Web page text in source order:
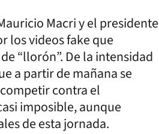
Macri y el presidente
los videos fake que
“llorón”. De la intensidad
a partir de mañana se
contra el
imposible, aunque
de esta jornada.